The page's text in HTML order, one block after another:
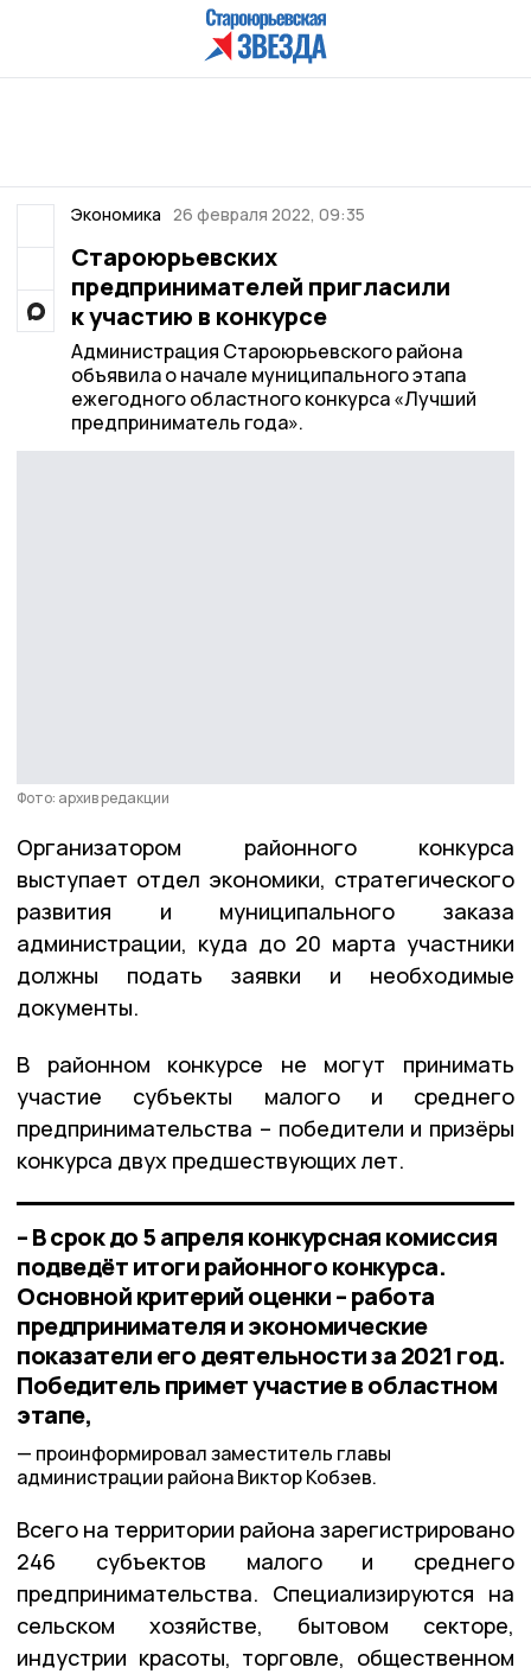
Экономика 26 февраля 2022, 09:35
Староюрьевских
предпринимателей пригласили
к участию в конкурсе
Администрация Староюрьевского района
объявила о начале муниципального этапа
ежегодного областного конкурса «Лучший
предприниматель года».
Фото: архив редакции
Организатором районного конкурса
выступает отдел экономики, стратегического
развития и муниципального заказа
администрации, куда до 20 марта участники
должны подать заявки и необходимые
документы.
В районном конкурсе не могут принимать
участие субъекты малого и среднего
предпринимательства – победители и призёры
конкурса двух предшествующих лет.
– В срок до 5 апреля конкурсная комиссия
подведёт итоги районного конкурса.
Основной критерий оценки – работа
предпринимателя и экономические
показатели его деятельности за 2021 год.
Победитель примет участие в областном
этапе,
проинформировал заместитель главы
администрации района Виктор Кобзев.
Всего на территории района зарегистрировано
246 субъектов малого и среднего
предпринимательства. Специализируются на
сельском хозяйстве, бытовом секторе,
индустрии красоты, торговле, общественном